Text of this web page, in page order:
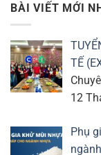
BÀI VIẾT MỚI
TẾ
12
Phụ